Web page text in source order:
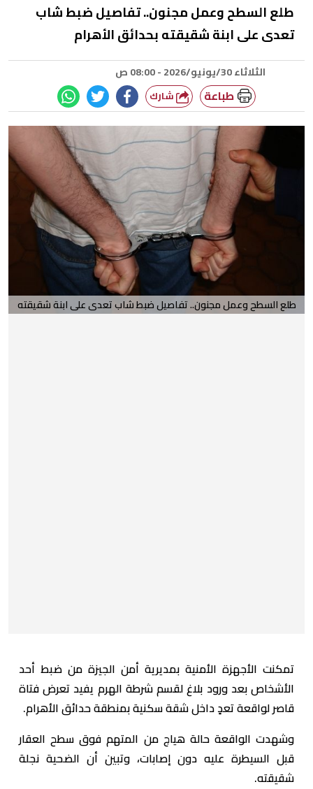
طلع السطح وعمل مجنون.. تفاصيل ضبط شاب
تعدى على ابنة شقيقته بحدائق الأهرام
الثلاثاء 30/يونيو/2026 - 08:00 ص
طباعة
طلع السطح وعمل مجنون.. تفاصيل ضبط شاب تعدى على ابنة شقيقته
تمكنت الأجهزة الأمنية بمديرية أمن الجيزة من ضبط أحد
الأشخاص بعد ورود بلاغ لقسم شرطة الهرم يفيد تعرض فتاة
قاصر لواقعة تعدٍ داخل شقة سكنية بمنطقة حدائق الأهرام.
وشهدت الواقعة حالة هياج من المتهم فوق سطح العقار
قبل السيطرة عليه دون إصابات، وتبين أن الضحية نجلة
شقيقته.